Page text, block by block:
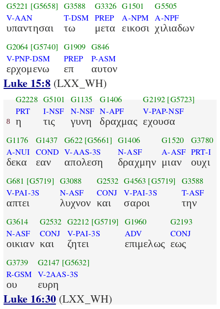
G5221 [G5658]
V-AAN
υπαντησαι
G3588
T-DSM
τω
G3326
PREP
μετα
G1501
A-NPM
εικοσι
G5505
A-NPF
χιλιαδων
G2064 [G5740]
V-PNP-DSM
ερχομενω
G1909
PREP
επ
G846
P-ASM
αυτον
Luke 15:8(LXX_WH)
8
G2228
PRT
η
G5101
I-NSF
τις
G1135
N-NSF
γυνη
G1406
N-APF
δραχμας
G2192 [G5723]
V-PAP-NSF
εχουσα
G1176
A-NUI
δεκα
G1437
COND
εαν
G622 [G5661]
V-AAS-3S
απολεση
G1406
N-ASF
δραχμην
G1520
A-ASF
μιαν
G3780
PRT-I
ουχι
G681 [G5719]
V-PAI-3S
απτει
G3088
N-ASF
λυχνον
G2532
CONJ
και
G4563 [G5719]
V-PAI-3S
σαροι
G3588
T-ASF
την
G3614
N-ASF
οικιαν
G2532
CONJ
και
G2212 [G5719]
V-PAI-3S
ζητει
G1960
ADV
επιμελως
G2193
CONJ
εως
G3739
R-GSM
ου
G2147 [G5632]
V-2AAS-3S
ευρη
Luke 16:30(LXX_WH)